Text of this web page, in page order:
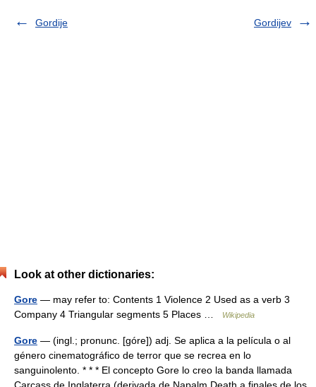
Gordije Gordijev
Look at other dictionaries:
Gore — may refer to: Contents 1 Violence 2 Used as a verb 3
Company 4 Triangular segments 5 Places …
Wikipedia
Gore — (ingl.; pronunc. [góre]) adj. Se aplica a la película o al
género cinematográfico de terror que se recrea en lo
sanguinolento. * * * El concepto Gore lo creo la banda llamada